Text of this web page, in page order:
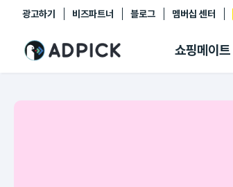
광고하기 비즈파트너 블로그 멤버십 센터
쇼핑메이트
추천상품
쇼핑 에이전트
링크관리